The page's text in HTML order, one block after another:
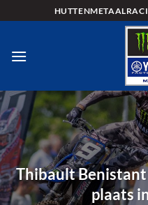
naar
Thibault
plaats